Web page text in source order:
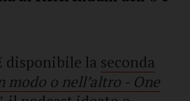
disponibile la seconda
modo o nell’altro - One